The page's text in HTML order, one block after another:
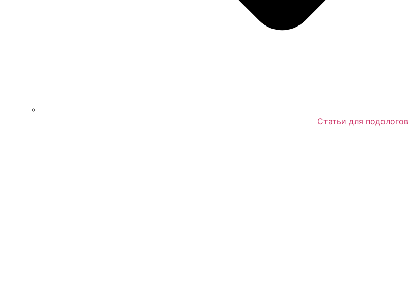
Статьи для подологов